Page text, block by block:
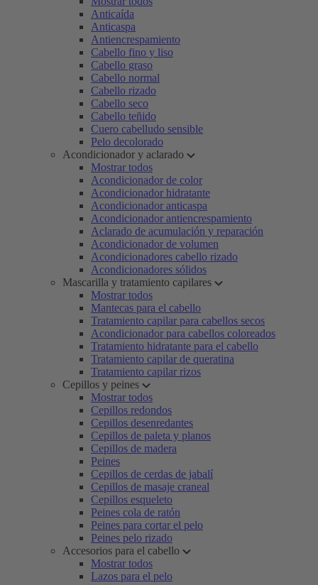
Anticaída
Anticaspa
Antiencrespamiento
Cabello fino y liso
Cabello graso
Cabello normal
Cabello rizado
Cabello seco
Cabello teñido
Cuero cabelludo sensible
Pelo decolorado
Acondicionador y aclarado
Mostrar todos
Acondicionador de color
Acondicionador hidratante
Acondicionador anticaspa
Acondicionador antiencrespamiento
Aclarado de acumulación y reparación
Acondicionador de volumen
Acondicionadores cabello rizado
Acondicionadores sólidos
Mascarilla y tratamiento capilares
Mostrar todos
Mantecas para el cabello
Tratamiento capilar para cabellos secos
Acondicionador para cabellos coloreados
Tratamiento hidratante para el cabello
Tratamiento capilar de queratina
Tratamiento capilar rizos
Cepillos y peines
Mostrar todos
Cepillos redondos
Cepillos desenredantes
Cepillos de paleta y planos
Cepillos de madera
Peines
Cepillos de cerdas de jabalí
Cepillos de masaje craneal
Cepillos esqueleto
Peines cola de ratón
Peines para cortar el pelo
Peines pelo rizado
Accesorios para el cabello
Mostrar todos
Lazos para el pelo